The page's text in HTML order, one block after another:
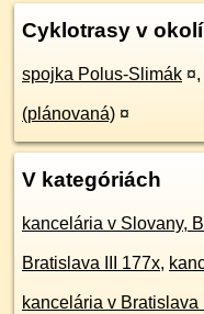
Cyklotrasy v okolí
spojka Polus-Slimák ¤,
(plánovaná) ¤
V kategóriách
kancelária v Slovany,
Bratislava III 177x,
kancelária v Bratislava